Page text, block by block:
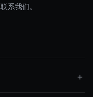
系我们。